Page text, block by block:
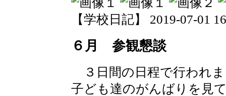
【学校日記】 2019-07-01
６月 参観懇談
３日間の日程で行われ
子ども達のがんばりを見